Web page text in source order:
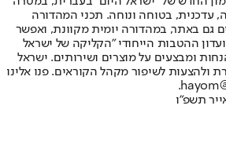
עדכנית, בטוחה ונוחה. תכני המהדורה
גם באתר, במהדורה יומית מקוונת, ואפשר
ההטבות הייחודי "הקליקה של ישראל
ומבצעים על מוצרים ושירותים. ישראל
ולהצעות לשיפור מקהל הקוראים. פנו אלינו
תשפ"ו